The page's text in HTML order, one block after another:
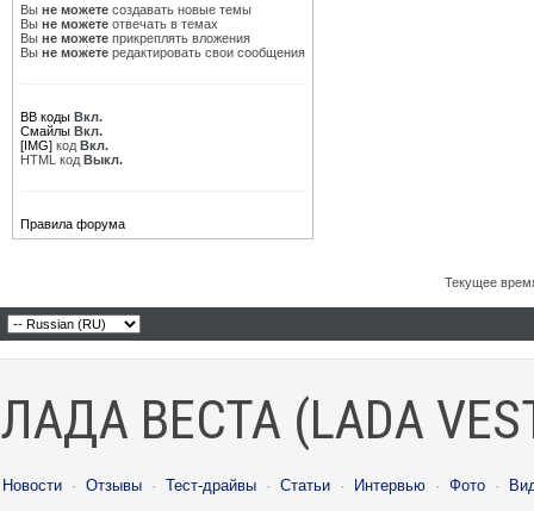
Вы не можете создавать новые темы
Вы не можете отвечать в темах
Вы не можете прикреплять вложения
Вы не можете редактировать свои сообщения
BB коды Вкл.
Смайлы Вкл.
[IMG] код Вкл.
HTML код Выкл.
Правила форума
Текущее
ЛАДА ВЕСТА (LADA
Новости · Отзывы · Тест-драйвы · Статьи · Интервью · Фото ·